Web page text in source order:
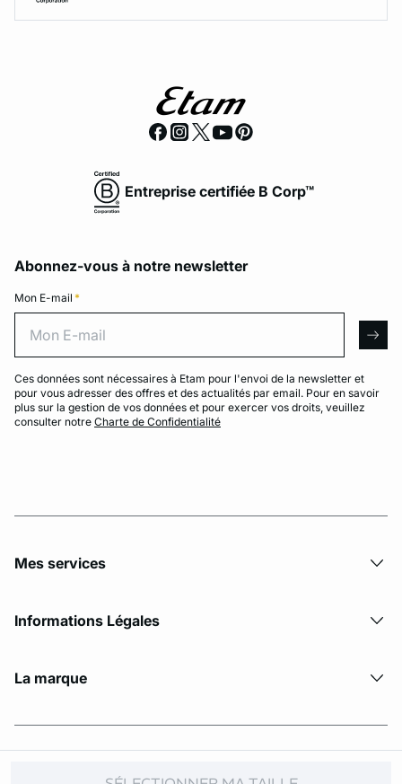
Entreprise certifiée B Corp™
Abonnez-vous à notre newsletter
Mon E-mail *
Ces données sont nécessaires à Etam pour l'envoi de la newsletter et
pour vous adresser des offres et des actualités par email. Pour en savoir
plus sur la gestion de vos données et pour exercer vos droits, veuillez
consulter notre Charte de Confidentialité
Mes services
Informations Légales
La marque